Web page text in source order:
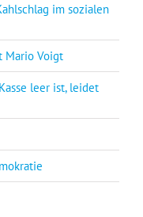
im sozialen
Mario Voigt
leer ist, leidet